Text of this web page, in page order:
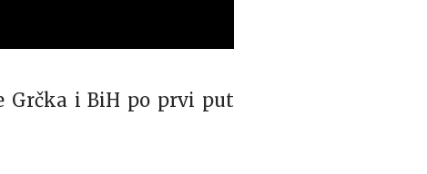
Grčka i BiH po prvi put